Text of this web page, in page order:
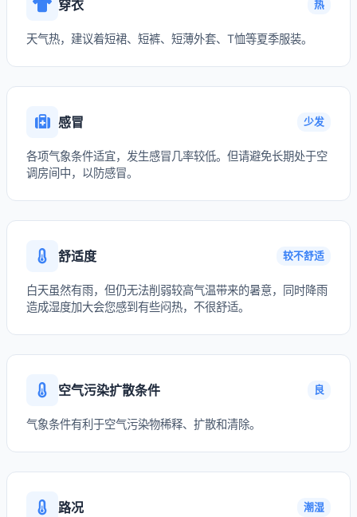
穿衣 热
天气热，建议着短裙、短裤、短薄外套、T恤等夏季服装。
感冒 少发
各项气象条件适宜，发生感冒几率较低。但请避免长期处于空
调房间中，以防感冒。
舒适度 较不舒适
白天虽然有雨，但仍无法削弱较高气温带来的暑意，同时降雨
造成湿度加大会您感到有些闷热，不很舒适。
空气污染扩散条件 良
气象条件有利于空气污染物稀释、扩散和清除。
路况 潮湿